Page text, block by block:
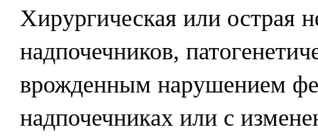
Хирургическая или острая
надпочечников,
врожденным нарушением
надпочечниках или с